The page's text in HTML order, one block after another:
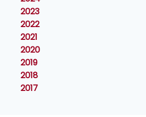
2023
2022
2021
2020
2019
2018
2017